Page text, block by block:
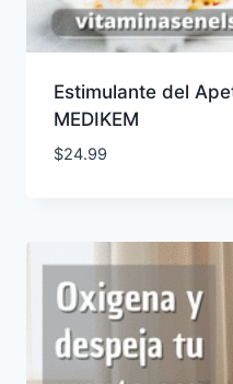
Estimulante del
MEDIKEM
$24.99